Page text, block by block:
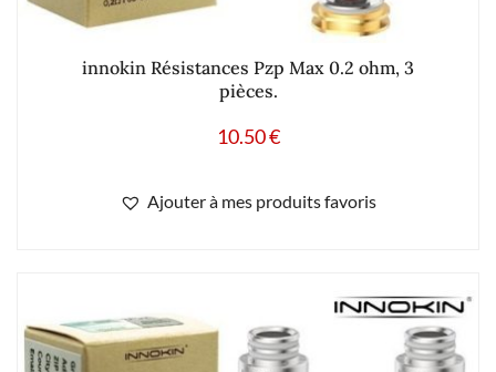
innokin Résistances Pzp Max 0.2 ohm, 3
pièces.
10.50€
Ajouter à mes produits favoris